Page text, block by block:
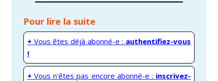
Pour lire la suite
+ Vous êtes déjà abonné-e : authentifiez-vous
!
+ Vous n'êtes pas encore abonné-e : inscrivez-